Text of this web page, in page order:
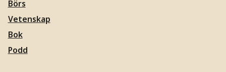
Börs
Vetenskap
Bok
Podd